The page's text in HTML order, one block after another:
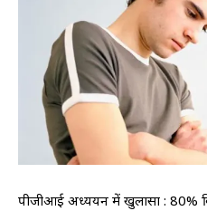
पीजीआई अध्ययन में खुलासा : 80%